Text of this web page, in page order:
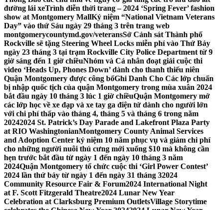
đường lái xeTrình diễn thời trang – 2024 ‘Spring Fever’ fashion
show at Montgomery MallKỷ niệm “National Vietnam Veterans
Day” vào thứ Sáu ngày 29 tháng 3 trên trang web
montgomerycountymd.gov/veteransSở Cảnh sát Thành phố
Rockville sẽ tặng Steering Wheel Locks miễn phí vào Thứ Bảy
ngày 23 tháng 3 tại trạm Rockville City Police Department từ 9
giờ sáng đến 1 giờ chiềuNhóm và Cá nhân đoạt giải cuộc thi
video ‘Heads Up, Phones Down’ dành cho thanh thiếu niên
Quận Montgomery được công bốGhi Danh Cho Các lớp chuẩn
bị nhập quốc tịch của quận Montgomery trong mùa xuân 2024
bắt đầu ngày 10 tháng 3 lúc 1 giờ chiềuQuận Montgomery mở
các lớp học về xe đạp và xe tay ga điện tử dành cho người lớn
với chi phí thấp vào tháng 4, tháng 5 và tháng 6 trong năm
20242024 St. Patrick’s Day Parade and Lakefront Plaza Party
at RIO WashingtonianMontgomery County Animal Services
and Adoption Center kỷ niệm 10 năm phục vụ và giảm chi phí
cho những người nuôi thú cưng mới xuống $10 mà không cần
hẹn trước bắt đầu từ ngày 1 đến ngày 10 tháng 3 năm
2024Quận Montgomery tổ chức cuộc thi ‘Girl Power Contest’
2024 lần thứ bảy từ ngày 1 đến ngày 31 tháng 32024
Community Resource Fair & Forum2024 International Night
at F. Scott Fitzgerald Theatre2024 Lunar New Year
Celebration at Clarksburg Premium OutletsVillage Storytime